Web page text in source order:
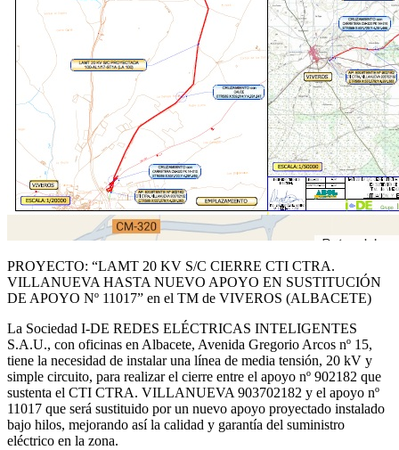
PROYECTO: “LAMT 20 KV S/C CIERRE CTI CTRA.
VILLANUEVA HASTA NUEVO APOYO EN SUSTITUCIÓN
DE APOYO Nº 11017” en el TM de VIVEROS (ALBACETE)
La Sociedad I-DE REDES ELÉCTRICAS INTELIGENTES
S.A.U., con oficinas en Albacete, Avenida Gregorio Arcos nº 15,
tiene la necesidad de instalar una línea de media tensión, 20 kV y
simple circuito, para realizar el cierre entre el apoyo nº 902182 que
sustenta el CTI CTRA. VILLANUEVA 903702182 y el apoyo nº
11017 que será sustituido por un nuevo apoyo proyectado instalado
bajo hilos, mejorando así la calidad y garantía del suministro
eléctrico en la zona.